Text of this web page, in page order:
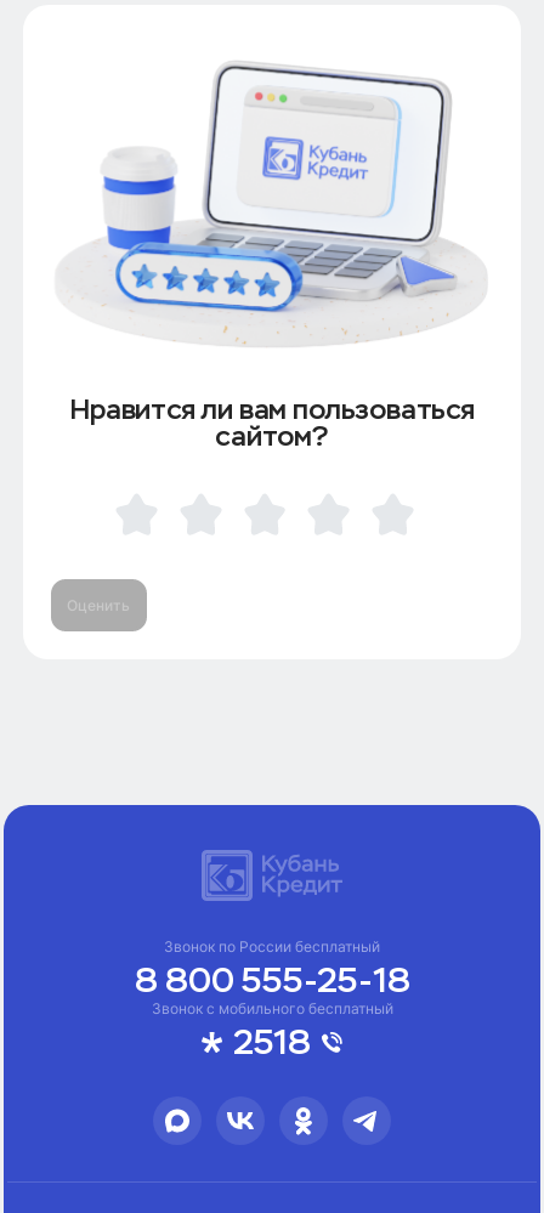
Нравится ли вам пользоваться
сайтом?
Оценить
Звонок с мобильного бесплатный
2518
Звонок по России бесплатный
8 800 555-25-18